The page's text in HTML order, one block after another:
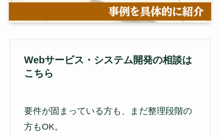
Webサービス・システム開発の相談は
こちら
要件が固まっている方も、まだ整理段階の
方もOK。